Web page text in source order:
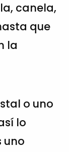
canela,
que
la
o uno
lo
uno